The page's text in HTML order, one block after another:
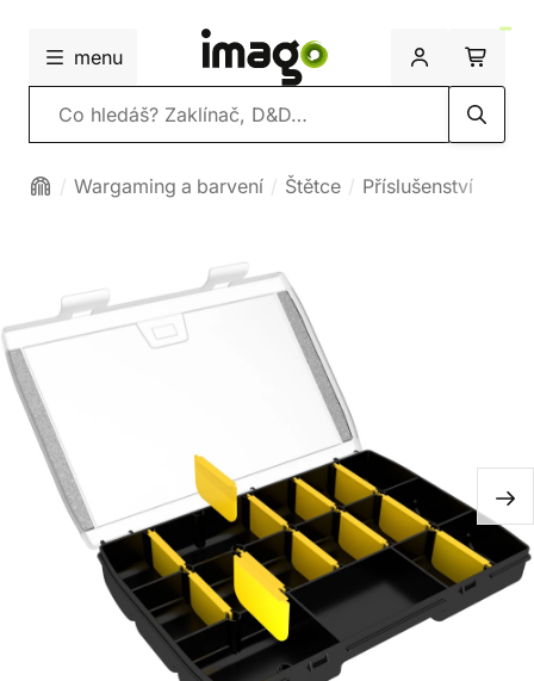
menu
Vyhledávání
Wargaming a barvení Štětce Příslušenství